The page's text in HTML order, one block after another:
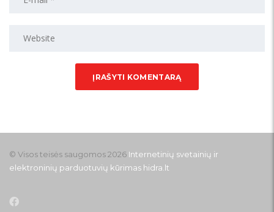
© Visos teisės saugomos 2026 Internetinių svetainių ir
elektroninių parduotuvių kūrimas hidra.lt